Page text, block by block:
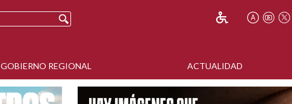
GOBIERNO REGIONAL ACTUALIDAD